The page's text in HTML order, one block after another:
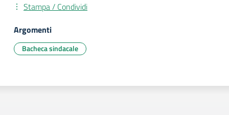
Stampa / Condividi
Argomenti
Bacheca sindacale